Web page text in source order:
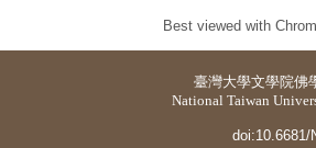
Best viewed with
臺灣大學文學院佛
National Taiwan
doi:10.6681/